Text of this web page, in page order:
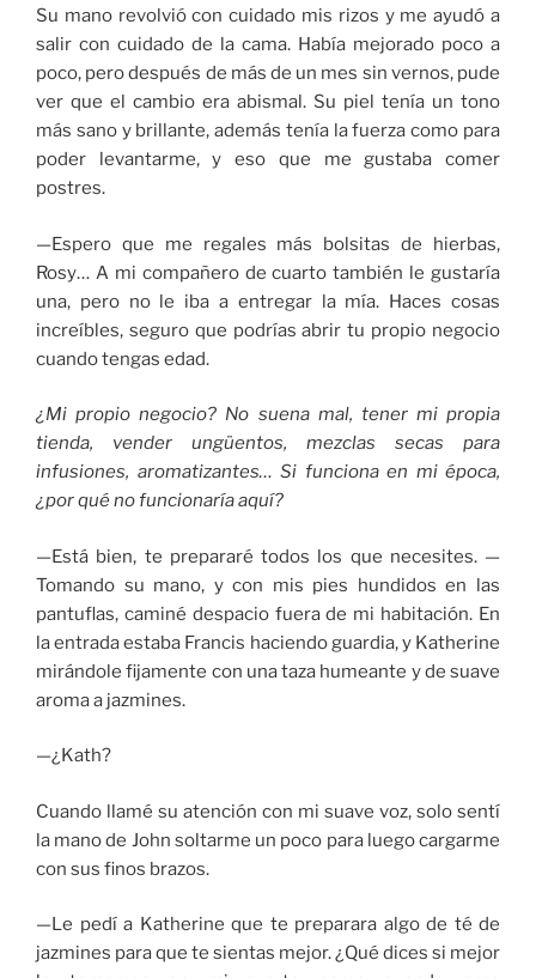
Su mano revolvió con cuidado mis rizos y me ayudó a
salir con cuidado de la cama. Había mejorado poco a
poco, pero después de más de un mes sin vernos, pude
ver que el cambio era abismal. Su piel tenía un tono
más sano y brillante, además tenía la fuerza como para
poder levantarme, y eso que me gustaba comer
postres.
—Espero que me regales más bolsitas de hierbas,
Rosy… A mi compañero de cuarto también le gustaría
una, pero no le iba a entregar la mía. Haces cosas
increíbles, seguro que podrías abrir tu propio negocio
cuando tengas edad.
¿Mi propio negocio? No suena mal, tener mi propia
tienda, vender ungüentos, mezclas secas para
infusiones, aromatizantes… Si funciona en mi época,
¿por qué no funcionaría aquí?
—Está bien, te prepararé todos los que necesites. —
Tomando su mano, y con mis pies hundidos en las
pantuflas, caminé despacio fuera de mi habitación. En
la entrada estaba Francis haciendo guardia, y Katherine
mirándole fijamente con una taza humeante y de suave
aroma a jazmines.
—¿Kath?
Cuando llamé su atención con mi suave voz, solo sentí
la mano de John soltarme un poco para luego cargarme
con sus finos brazos.
—Le pedí a Katherine que te preparara algo de té de
jazmines para que te sientas mejor. ¿Qué dices si mejor